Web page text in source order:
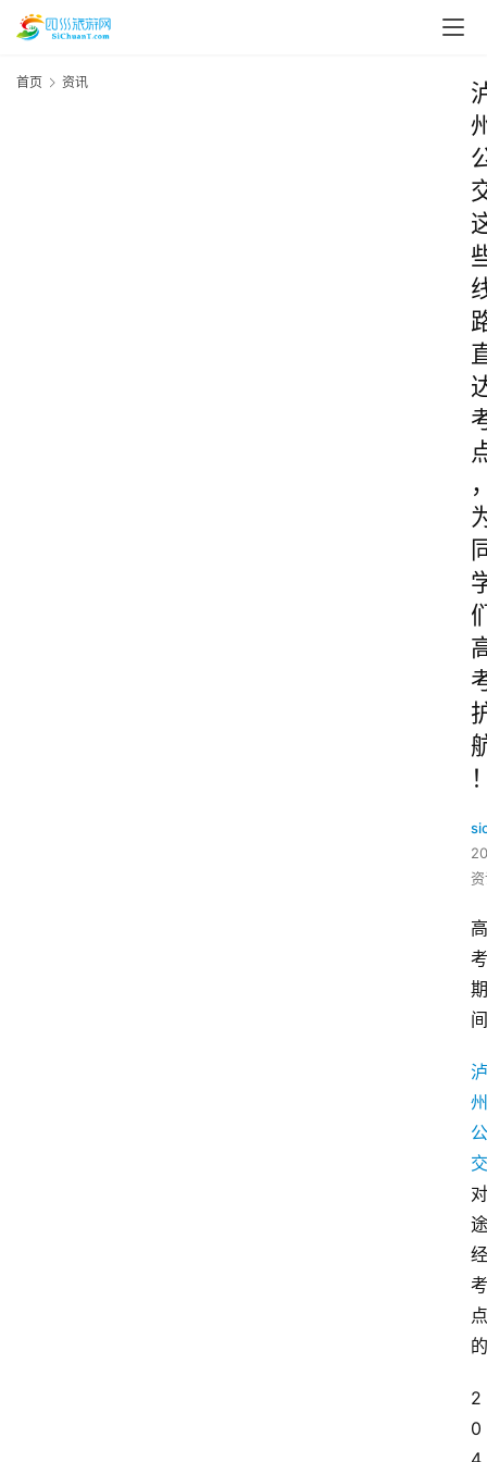
首页 资讯
高
考
期
间
泸
州
公
交
对
途
经
考
点
的
2
0